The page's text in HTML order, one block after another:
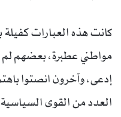
كانت هذه العبارات كفيلة
مواطني عطبرة، بعضهم لم
إدعى، وآخرون انصتوا
العدد من القوى